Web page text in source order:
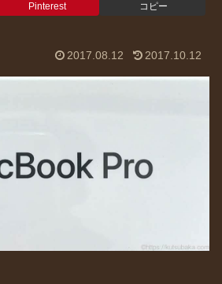
Pinterest コピー
2017.08.12 2017.10.12